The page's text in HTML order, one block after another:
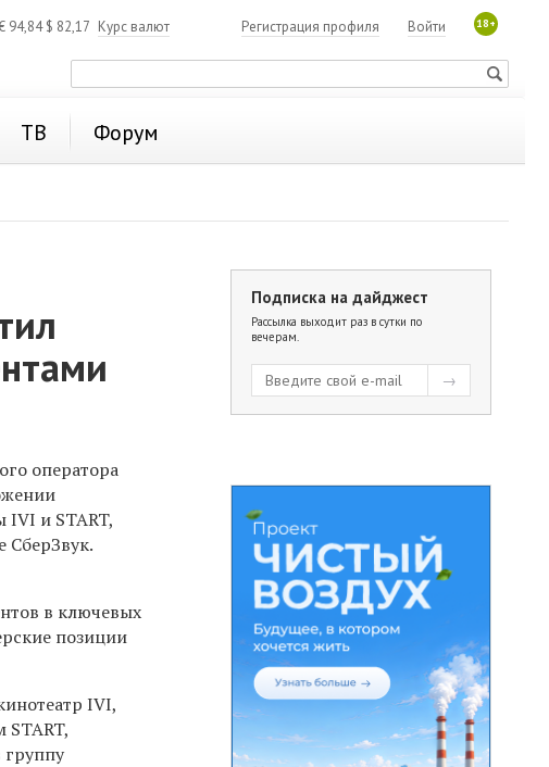
94,84$ 82,17 Курс валют 18+
Войти
Регистрация профиля
ТВ Форум
оператора
IVI и START,
СберЗвук.
в ключевых
позиции
IVI,
Подписка на дайджест
Рассылка выходит раз в сутки по
вечерам.